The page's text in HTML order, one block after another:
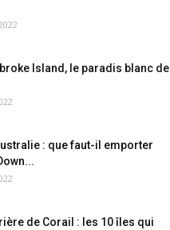
Island, le paradis blanc de
: que faut-il emporter
de Corail : les 10 îles qui